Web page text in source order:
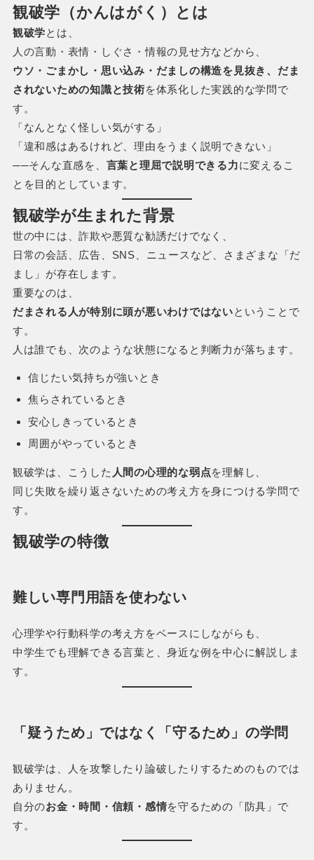
観破学（かんはがく）とは
観破学とは、
人の言動・表情・しぐさ・情報の見せ方などから、
ウソ・ごまかし・思い込み・だましの構造を見抜き、だま
されないための知識と技術を体系化した実践的な学問で
す。
「なんとなく怪しい気がする」
「違和感はあるけれど、理由をうまく説明できない」
──そんな直感を、 言葉と理屈で説明できる力に変えるこ
とを目的としています。
観破学が生まれた背景
世の中には、詐欺や悪質な勧誘だけでなく、
日常の会話、広告、SNS、ニュースなど、さまざまな「だ
まし」が存在します。
重要なのは、
だまされる人が特別に頭が悪いわけではないということで
す。
人は誰でも、次のような状態になると判断力が落ちます。
信じたい気持ちが強いとき
焦らされているとき
安心しきっているとき
周囲がやっているとき
観破学は、こうした 人間の心理的な弱点を理解し、
同じ失敗を繰り返さないための考え方を身につける学問で
す。
観破学の特徴
難しい専門用語を使わない
心理学や行動科学の考え方をベースにしながらも、
中学生でも理解できる言葉と、身近な例を中心に解説しま
す。
「疑うため」ではなく「守るため」の学問
観破学は、人を攻撃したり論破したりするためのものでは
ありません。
自分のお金・時間・信頼・感情を守るための「防具」で
す。